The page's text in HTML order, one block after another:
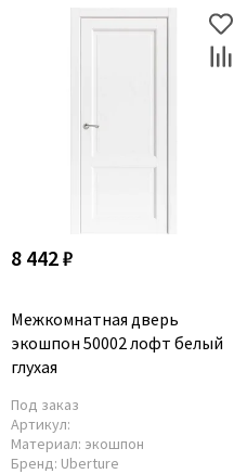
8 442 ₽
Межкомнатная дверь
экошпон 50002 лофт белый
глухая
Под заказ
Артикул:
Материал: экошпон
Бренд: Uberture